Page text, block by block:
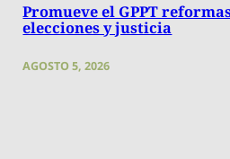
Promueve el GPPT
elecciones y justicia
AGOSTO 5, 2026